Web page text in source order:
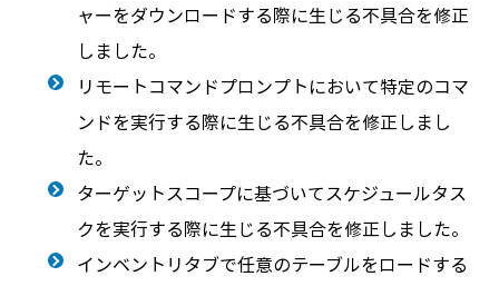
ャーをダウンロードする際に生じる不具合を修正
しました。
リモートコマンドプロンプトにおいて特定のコマ
ンドを実行する際に生じる不具合を修正しまし
た。
ターゲットスコープに基づいてスケジュールタス
クを実行する際に生じる不具合を修正しました。
インベントリタブで任意のテーブルをロードする